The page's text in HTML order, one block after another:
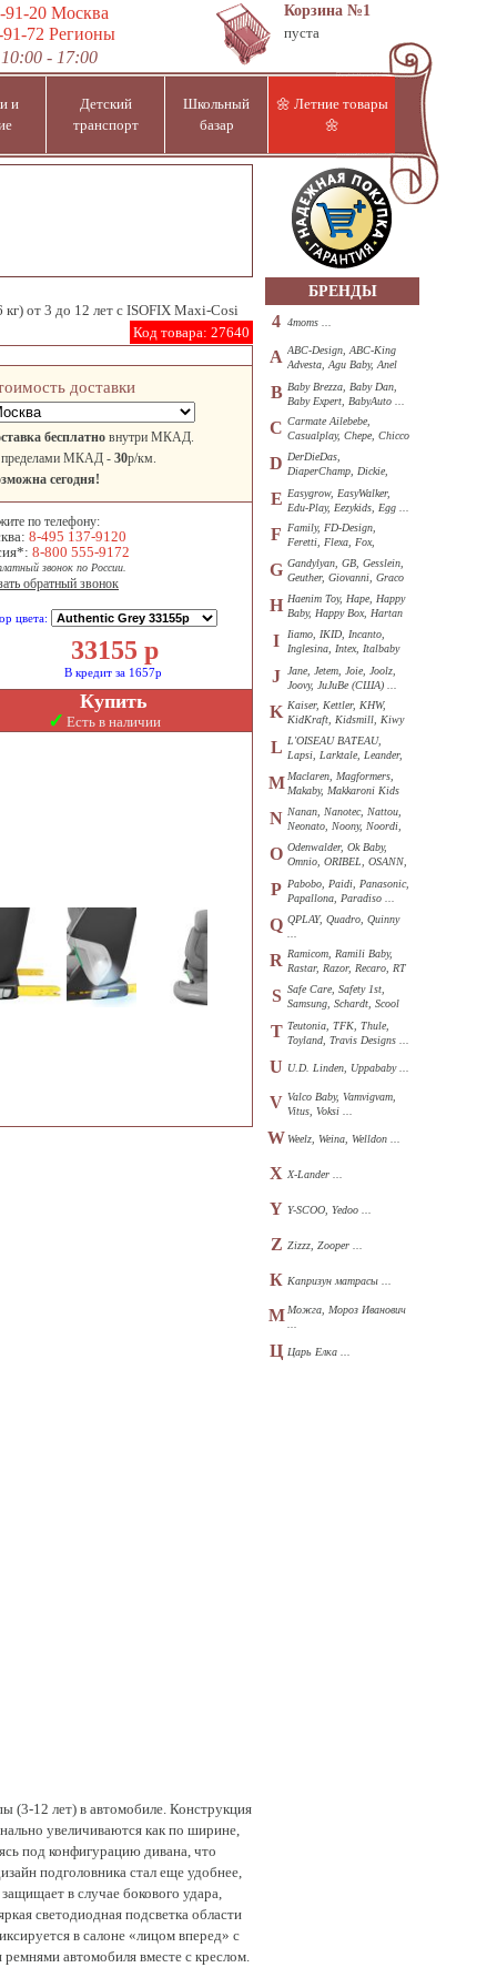
91-20Москва
72 Регионы
- 17:00
Корзина №1
пуста
и
Детский
транспорт
Школьный
базар
🌼 Летние товары
🌼
от 3 до 12 лет с ISOFIX Maxi-Cosi
Код товара: 27640
доставки
бесплатно внутри МКАД.
пределами МКАД - 30р/км.
сегодня!
по телефону:
8-495 137-9120
8-800 555-9172
звонок по России.
обратный звонок
цвета:
33155 р
В кредит за 1657р
Купить
✓ Есть в наличии
(3-12 лет) в автомобиле. Конструкция
увеличиваются как по ширине,
под конфигурацию дивана, что
подголовника стал еще удобнее,
в случае бокового удара,
светодиодная подсветка области
в салоне «лицом вперед» с
автомобиля вместе с креслом.
БРЕНДЫ
4 4moms ...
A ABC-Design, ABC-King
Advesta, Agu Baby, Anel
B Baby Brezza, Baby Dan,
Baby Expert, BabyAuto ...
C Carmate Ailebebe,
Casualplay, Chepe, Chicco
D DerDieDas,
DiaperChamp, Dickie,
E Easygrow, EasyWalker,
Edu-Play, Eezykids, Egg ...
F
Family, FD-Design,
Feretti, Flexa, Fox,
G Gandylyan, GB, Gesslein,
Geuther, Giovanni, Graco
H Haenim Toy, Hape, Happy
Baby, Happy Box, Hartan
I
Iiamo, IKID, Incanto,
Inglesina, Intex, Italbaby
J
Jane, Jetem, Joie, Joolz,
Joovy, JuJuBe (США) ...
K Kaiser, Kettler, KHW,
KidKraft, Kidsmill, Kiwy
L L'OISEAU BATEAU,
Lapsi, Larktale, Leander,
M Maclaren, Magformers,
Makaby, Makkaroni Kids
N Nanan, Nanotec, Nattou,
Neonato, Noony, Noordi,
O Odenwalder, Ok Baby,
Omnio, ORIBEL, OSANN,
P Pabobo, Paidi, Panasonic,
Papallona, Paradiso ...
Q QPLAY, Quadro, Quinny
R Ramicom, Ramili Baby,
Rastar, Razor, Recaro, RT
S Safe Care, Safety 1st,
Samsung, Schardt, Scool
T Teutonia, TFK, Thule,
Toyland, Travis Designs ...
U U.D. Linden, Uppababy ...
V Valco Baby, Vamvigvam,
Vitus, Voksi ...
WWeelz, Weina, Welldon ...
X X-Lander ...
Y Y-SCOO, Yedoo ...
Z Zizzz, Zooper ...
К Капризун матрасы ...
М Можга, Мороз Иванович
Ц Царь Елка ...